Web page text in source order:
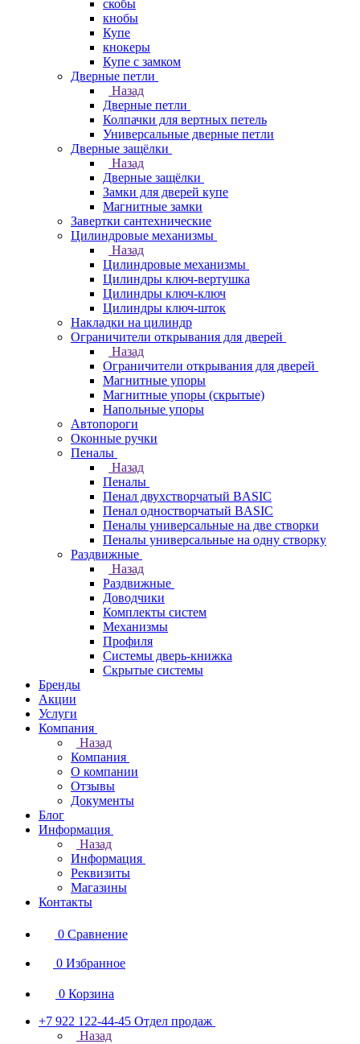
скобы
кнобы
Купе
кнокеры
Купе с замком
Дверные петли
Назад
Дверные петли
Колпачки для вертных петель
Универсальные дверные петли
Дверные защёлки
Назад
Дверные защёлки
Замки для дверей купе
Магнитные замки
Завертки сантехнические
Цилиндровые механизмы
Назад
Цилиндровые механизмы
Цилиндры ключ-вертушка
Цилиндры ключ-ключ
Цилиндры ключ-шток
Накладки на цилиндр
Ограничители открывания для дверей
Назад
Ограничители открывания для дверей
Магнитные упоры
Магнитные упоры (скрытые)
Напольные упоры
Автопороги
Оконные ручки
Пеналы
Назад
Пеналы
Пенал двухстворчатый BASIC
Пенал одностворчатый BASIC
Пеналы универсальные на две створки
Пеналы универсальные на одну створку
Раздвижные
Назад
Раздвижные
Доводчики
Комплекты систем
Механизмы
Профиля
Системы дверь-книжка
Скрытые системы
Бренды
Акции
Услуги
Компания
Назад
Компания
О компании
Отзывы
Документы
Блог
Информация
Назад
Информация
Реквизиты
Магазины
Контакты
0 Сравнение
0 Избранное
0 Корзина
+7 922 122-44-45 Отдел продаж
Назад